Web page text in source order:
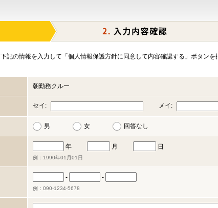
下記の情報を入力して「個人情報保護方針に同意して内容確認する」ボタンを
朝勤務クルー
セイ: メイ:
男 女 回答なし
年 月 日
例：1990年01月01日
- -
例：090-1234-5678